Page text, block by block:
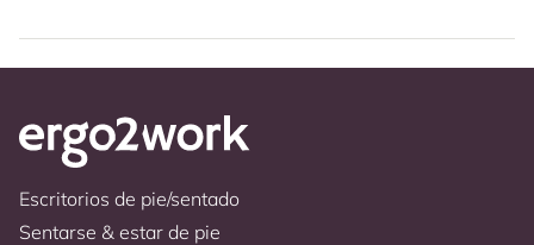
Escritorios de pie/sentado
Sentarse & estar de pie